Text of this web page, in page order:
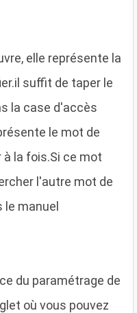
elle représente la
suffit de taper le
la case d'accès
le mot de
la fois.Si ce mot
l'autre mot de
manuel
du paramétrage de
où vous pouvez